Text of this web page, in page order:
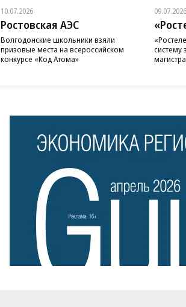
10.07.2026
Ростовская АЭС
Волгодонские школьники взяли
призовые места на всероссийском
конкурсе «Код Атома»
09.07.2026
систему